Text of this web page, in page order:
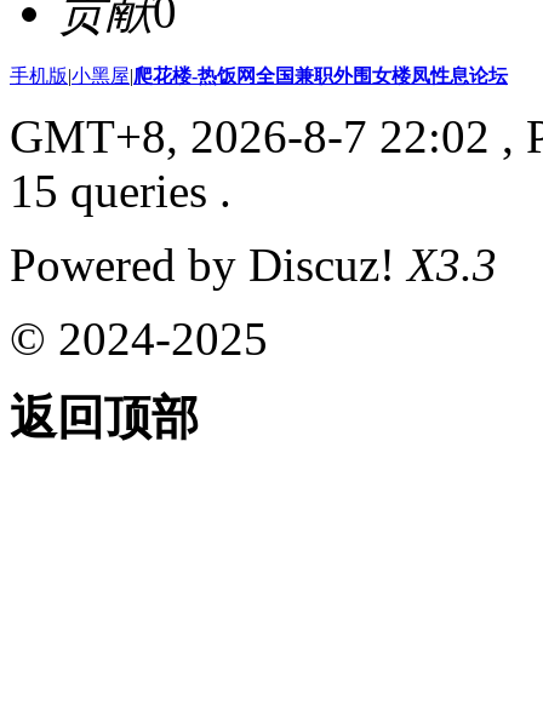
贡献0
手机版|小黑屋|爬花楼-热饭网全国兼职外围女楼凤性息论坛
GMT+8, 2026-8-7 22:02 ,
15 queries .
Powered by Discuz!X3.3
© 2024-2025
返回顶部